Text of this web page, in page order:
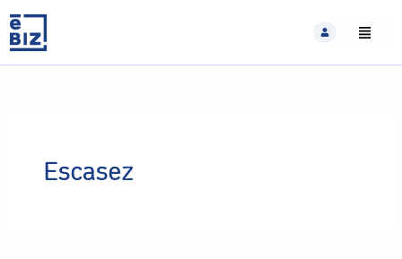
content
Escasez